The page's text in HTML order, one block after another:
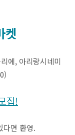
켓
에, 아리랑시네미
집!
다면 환영.